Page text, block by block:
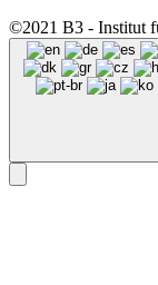
©2021 B3 - Institut